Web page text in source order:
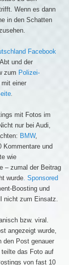
Wenn es dann
in den Schatten
Facebook
und der
zum Polizei-
einer
mit Fotos im
nur bei Audi,
BMW,
Kommentare und
wie
– zumal der Beitrag
wurde . Sponsored
Boosting und
nicht zum Einsatz.
bzw. viral.
angezeigt wurde,
den Post genauer
das Foto auf
von fast 10